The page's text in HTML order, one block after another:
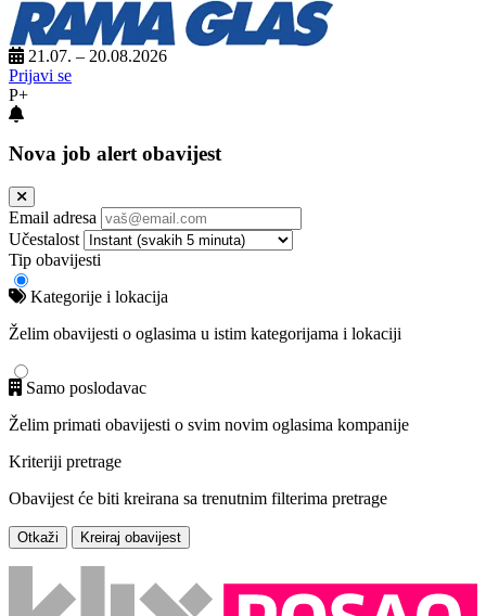
21.07. – 20.08.2026
Prijavi se
P+
Nova job alert obavijest
Email adresa
Učestalost
Tip obavijesti
Kategorije i lokacija
Želim obavijesti o oglasima u istim kategorijama i lokaciji
Samo poslodavac
Želim primati obavijesti o svim novim oglasima kompanije
Kriteriji pretrage
Obavijest će biti kreirana sa trenutnim filterima pretrage
Otkaži Kreiraj obavijest